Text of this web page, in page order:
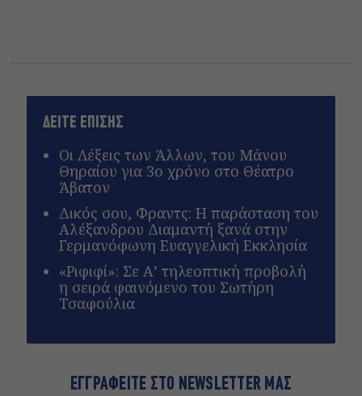
ΔΕΙΤΕ ΕΠΙΣΗΣ
Οι Λέξεις των Άλλων, του Μάνου
Θηραίου για 3ο χρόνο στο Θέατρο
Άβατον
Δικός σου, Φραντς: Η παράσταση του
Αλέξανδρου Διαμαντή ξανά στην
Γερμανόφωνη Ευαγγελική Εκκλησία
«Ριφιφί»: Σε Α’ τηλεοπτική προβολή
η σειρά φαινόμενο του Σωτήρη
Τσαφούλια
ΕΓΓΡΑΦΕΙΤΕ ΣΤΟ NEWSLETTER ΜΑΣ